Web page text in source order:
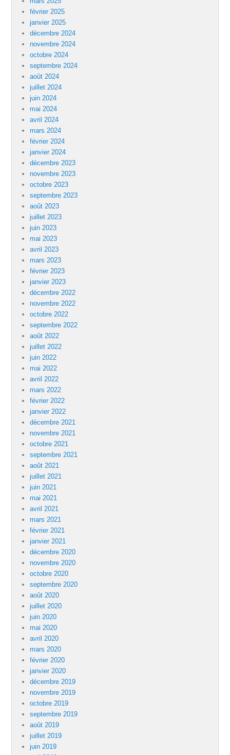
février 2025
janvier 2025
décembre 2024
novembre 2024
octobre 2024
septembre 2024
août 2024
juillet 2024
juin 2024
mai 2024
avril 2024
mars 2024
février 2024
janvier 2024
décembre 2023
novembre 2023
octobre 2023
septembre 2023
août 2023
juillet 2023
juin 2023
mai 2023
avril 2023
mars 2023
février 2023
janvier 2023
décembre 2022
novembre 2022
octobre 2022
septembre 2022
août 2022
juillet 2022
juin 2022
mai 2022
avril 2022
mars 2022
février 2022
janvier 2022
décembre 2021
novembre 2021
octobre 2021
septembre 2021
août 2021
juillet 2021
juin 2021
mai 2021
avril 2021
mars 2021
février 2021
janvier 2021
décembre 2020
novembre 2020
octobre 2020
septembre 2020
août 2020
juillet 2020
juin 2020
mai 2020
avril 2020
mars 2020
février 2020
janvier 2020
décembre 2019
novembre 2019
octobre 2019
septembre 2019
août 2019
juillet 2019
juin 2019